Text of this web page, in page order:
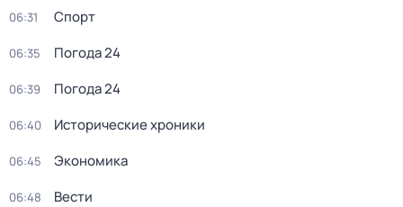
06:31 Спорт
06:35 Погода 24
06:39 Погода 24
06:40 Исторические хроники
06:45 Экономика
06:48 Вести